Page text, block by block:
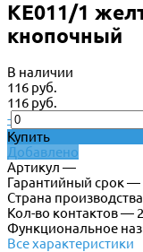
КЕ011/1
кнопочный
В наличии
116 руб.
116 руб.
-
Купить
Добавлено
Артикул —
Гарантийный срок —
Страна
Кол-во контактов —
Функциональное
Все характеристики